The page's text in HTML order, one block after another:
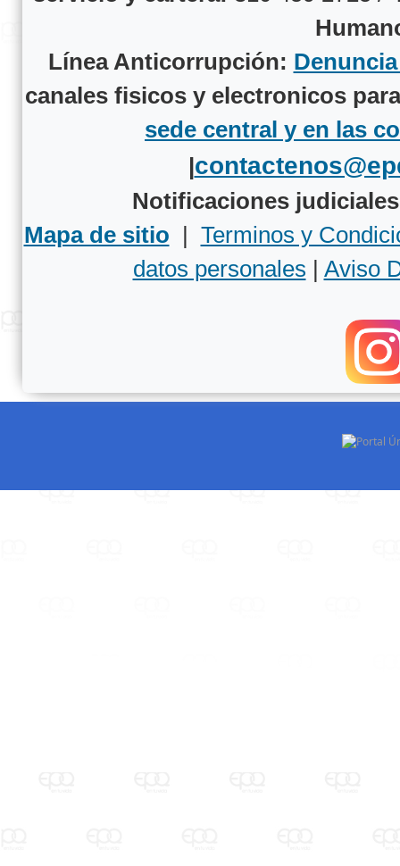
Línea Anticorrupción:
canales fisicos y electronicos
sede central y en las
Notificaciones
Mapa de sitio
Terminos y
datos personales
Aviso